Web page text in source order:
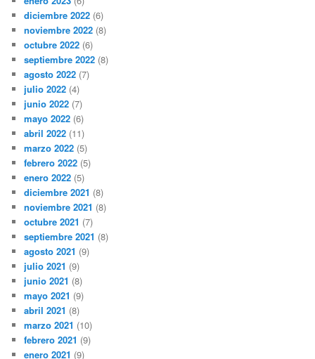
diciembre 2022 (6)
noviembre 2022 (8)
octubre 2022 (6)
septiembre 2022 (8)
agosto 2022 (7)
julio 2022 (4)
junio 2022 (7)
mayo 2022 (6)
abril 2022 (11)
marzo 2022 (5)
febrero 2022 (5)
enero 2022 (5)
diciembre 2021 (8)
noviembre 2021 (8)
octubre 2021 (7)
septiembre 2021 (8)
agosto 2021 (9)
julio 2021 (9)
junio 2021 (8)
mayo 2021 (9)
abril 2021 (8)
marzo 2021 (10)
febrero 2021 (9)
enero 2021 (9)